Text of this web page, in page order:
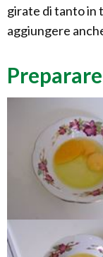
girate di tanto in
aggiungere